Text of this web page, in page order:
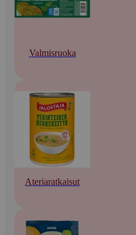
Valmisruoka
Ateriaratkaisut